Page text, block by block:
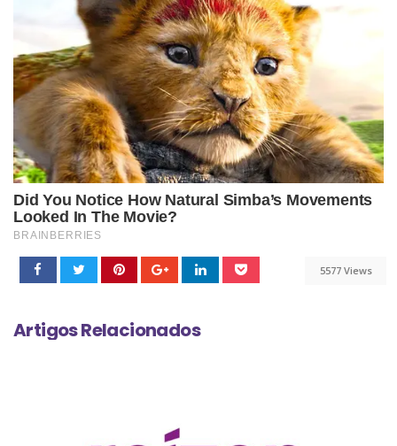
5577 Views
Artigos Relacionados